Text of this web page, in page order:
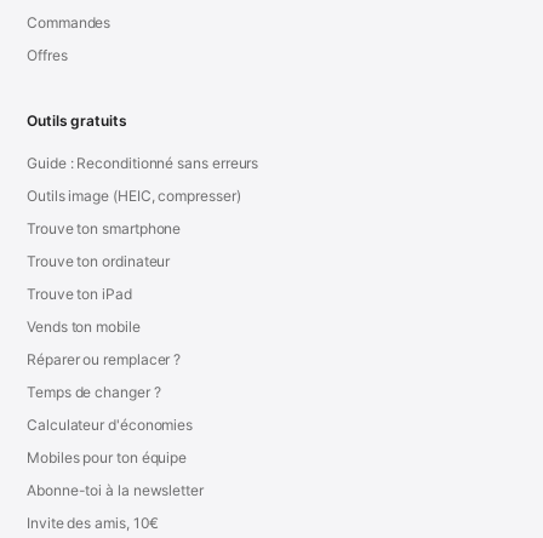
Commandes
Offres
Outils gratuits
Guide : Reconditionné sans erreurs
Outils image (HEIC, compresser)
Trouve ton smartphone
Trouve ton ordinateur
Trouve ton iPad
Vends ton mobile
Réparer ou remplacer ?
Temps de changer ?
Calculateur d'économies
Mobiles pour ton équipe
Abonne-toi à la newsletter
Invite des amis, 10€